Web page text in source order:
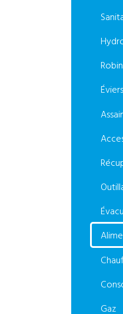
Éviers
Gaz